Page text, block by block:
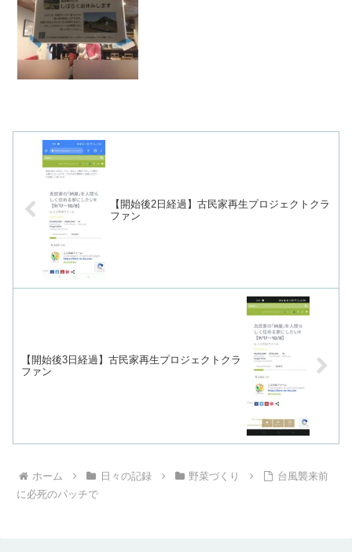
【開始後2日経過】古民家再生プロジェクトクラ
ファン
【開始後3日経過】古民家再生プロジェクトクラ
ファン
ホーム 日々の記録 野菜づくり
台風襲来前
に必死のパッチで